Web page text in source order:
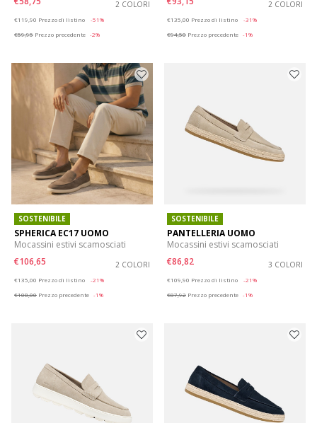
2 COLORI
€119,90 Prezzo di listino
-51%
€59,95 Prezzo precedente -2%
2 COLORI
€135,00 Prezzo di listino
-31%
€94,50 Prezzo precedente -1%
SOSTENIBILE
SPHERICA EC17 UOMO
Mocassini estivi scamosciati
€106,65
2 COLORI
€135,00 Prezzo di listino
-21%
€108,00 Prezzo precedente -1%
SOSTENIBILE
PANTELLERIA UOMO
Mocassini estivi scamosciati
€86,82
3 COLORI
€109,90 Prezzo di listino
-21%
€87,92 Prezzo precedente -1%